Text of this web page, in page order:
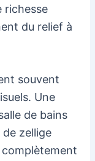
richesse
du relief à
souvent
Une
de bains
zellige